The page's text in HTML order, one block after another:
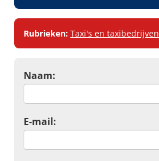
Rubrieken: Taxi's en taxibedrijven
Naam:
E-mail: